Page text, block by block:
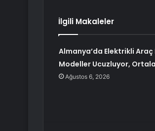
İlgili Makaleler
Almanya’da Elektrikli
Modeller Ucuzluyor,
Ağustos 6, 2026